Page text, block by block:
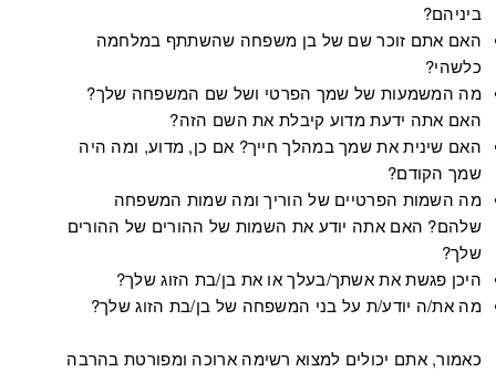
ביניהם?
האם אתם זוכר שם של בן משפחה שהשתתף במלחמה
כלשהי?
מה המשמעות של שמך הפרטי ושל שם המשפחה שלך?
האם אתה ידעת מדוע קיבלת את השם הזה?
האם שינית את שמך במהלך חייך? אם כן, מדוע, ומה היה
שמך הקודם?
מה השמות הפרטיים של הוריך ומה שמות המשפחה
שלהם? האם אתה יודע את השמות של ההורים של ההורים
שלך?
היכן פגשת את אשתך/בעלך או את בן/בת הזוג שלך?
מה את/ה יודע/ת על בני המשפחה של בן/בת הזוג שלך?
כאמור, אתם יכולים למצוא רשימה ארוכה ומפורטת בהרבה